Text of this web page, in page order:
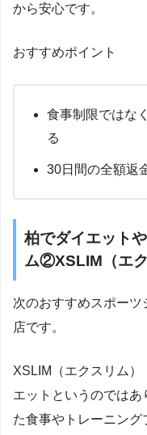
から安心です。
おすすめポイント
食事制限ではな
る
30日間の全額返
柏でダイエット
ム②XSLIM（エ
次のおすすめスポー
店です。
XSLIM（エクスリム
エットというのでは
た食事やトレーニング